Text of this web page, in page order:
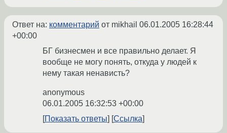
Ответ на: комментарий от mikhail 06.01.2005 16:28:44
+00:00
БГ бизнесмен и все правильно делает. Я
вообще не могу понять, откуда у людей к
нему такая ненависть?
anonymous
06.01.2005 16:32:53 +00:00
Показать ответы
Ссылка